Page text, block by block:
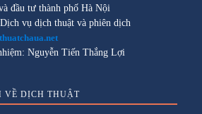
đầu tư thành phố Hà Nội
vụ dịch thuật và phiên dịch
Nguyễn Tiến Thắng Lợi
VỀ DỊCH THUẬT